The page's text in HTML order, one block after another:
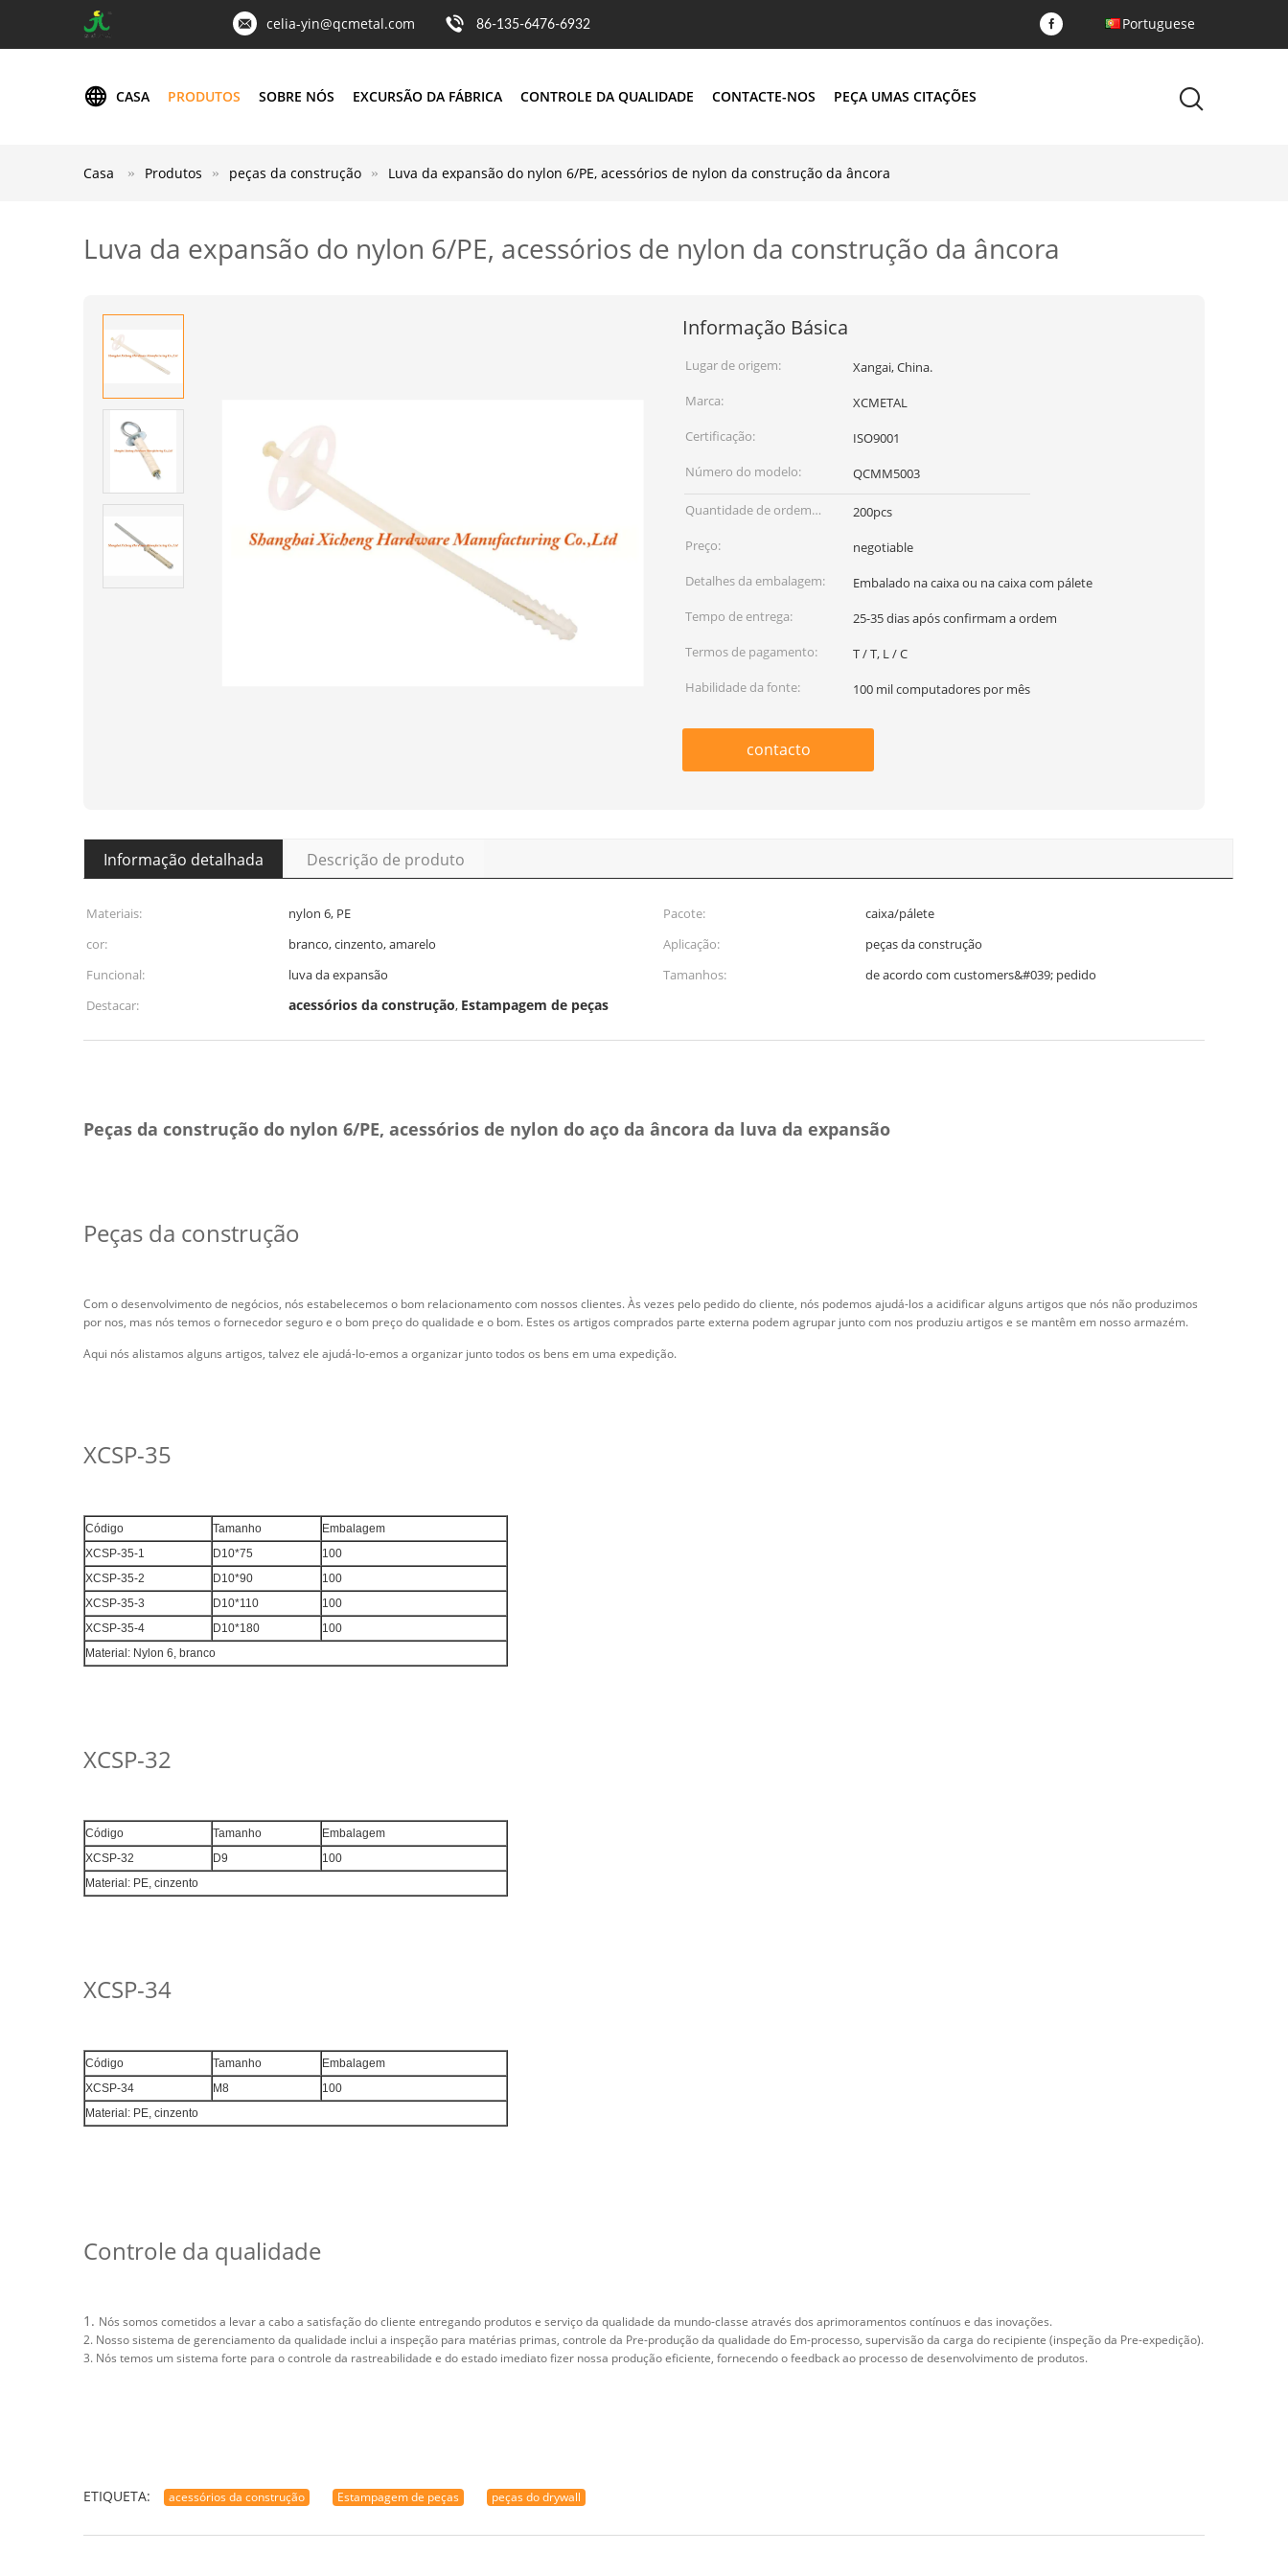
celia-yin@qcmetal.com 86-135-6476-6932 Portuguese
CASA PRODUTOS SOBRE NÓS EXCURSÃO DA FÁBRICA CONTROLE DA QUALIDADE CONTACTE-NOS PEÇA UMAS CITAÇÕES
Casa Produtos peças da construção Luva da expansão do nylon 6/PE, acessórios de nylon da construção da âncora
Luva da expansão do nylon 6/PE, acessórios de nylon da construção da âncora
Informação Básica
Lugar de origem:
Xangai, China.
Marca:
XCMETAL
Certificação:
ISO9001
Número do modelo:
QCMM5003
Quantidade de ordem
mínima:
200pcs
Preço:
negotiable
Detalhes da embalagem:
Embalado na caixa ou na caixa com pálete
Tempo de entrega:
25-35 dias após confirmam a ordem
Termos de pagamento:
T / T, L / C
Habilidade da fonte:
100 mil computadores por mês
contacto
Informação detalhada Descrição de produto
Materiais: nylon 6, PE Pacote:
caixa/pálete
cor:
branco, cinzento, amarelo Aplicação:
peças da construção
Funcional:
luva da expansão Tamanhos:
de acordo com customers&#039; pedido
Destacar:
acessórios da construção, Estampagem de peças
Peças da construção do nylon 6/PE, acessórios de nylon do aço da âncora da luva da expansão
Peças da construção
Com o desenvolvimento de negócios, nós estabelecemos o bom relacionamento com nossos clientes. Às vezes pelo pedido do cliente, nós podemos ajudá-los a acidificar alguns artigos que nós não produzimos
por nos, mas nós temos o fornecedor seguro e o bom preço do qualidade e o bom. Estes os artigos comprados parte externa podem agrupar junto com nos produziu artigos e se mantêm em nosso armazém.
Aqui nós alistamos alguns artigos, talvez ele ajudá-lo-emos a organizar junto todos os bens em uma expedição.
XCSP-35
Código Tamanho
Embalagem
XCSP-35-1
D10*75
100
XCSP-35-2
D10*90
100
XCSP-35-3
D10*110
100
XCSP-35-4
D10*180
100
Material: Nylon 6, branco
XCSP-32
Código Tamanho
Embalagem
XCSP-32
D9
100
Material: PE, cinzento
XCSP-34
Código Tamanho
Embalagem
XCSP-34
M8
100
Material: PE, cinzento
Controle da qualidade
1. Nós somos cometidos a levar a cabo a satisfação do cliente entregando produtos e serviço da qualidade da mundo-classe através dos aprimoramentos contínuos e das inovações.
2. Nosso sistema de gerenciamento da qualidade inclui a inspeção para matérias primas, controle da Pre-produção da qualidade do Em-processo, supervisão da carga do recipiente (inspeção da Pre-expedição).
3. Nós temos um sistema forte para o controle da rastreabilidade e do estado imediato fizer nossa produção eficiente, fornecendo o feedback ao processo de desenvolvimento de produtos.
ETIQUETA: acessórios da construção Estampagem de peças peças do drywall